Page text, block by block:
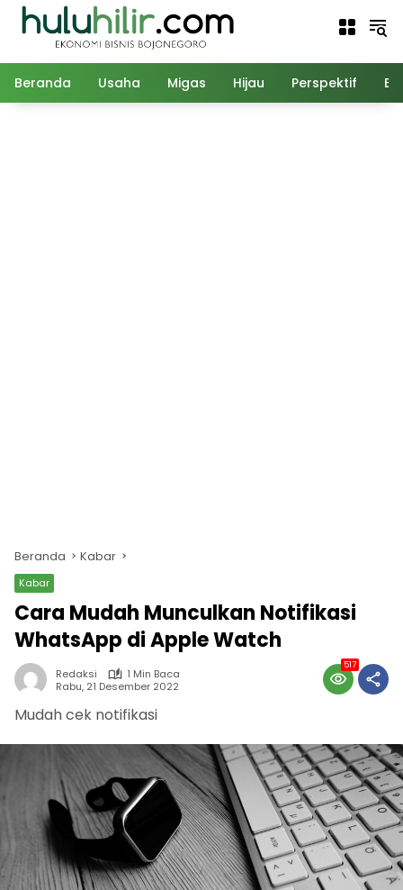
Langsung
Beranda Usaha Migas Hijau Perspektif
Beranda Kabar
Kabar
Cara Mudah Munculkan Notifikasi
WhatsApp di Apple Watch
Redaksi
1 Min Baca
Rabu, 21 Desember 2022
517
Mudah cek notifikasi